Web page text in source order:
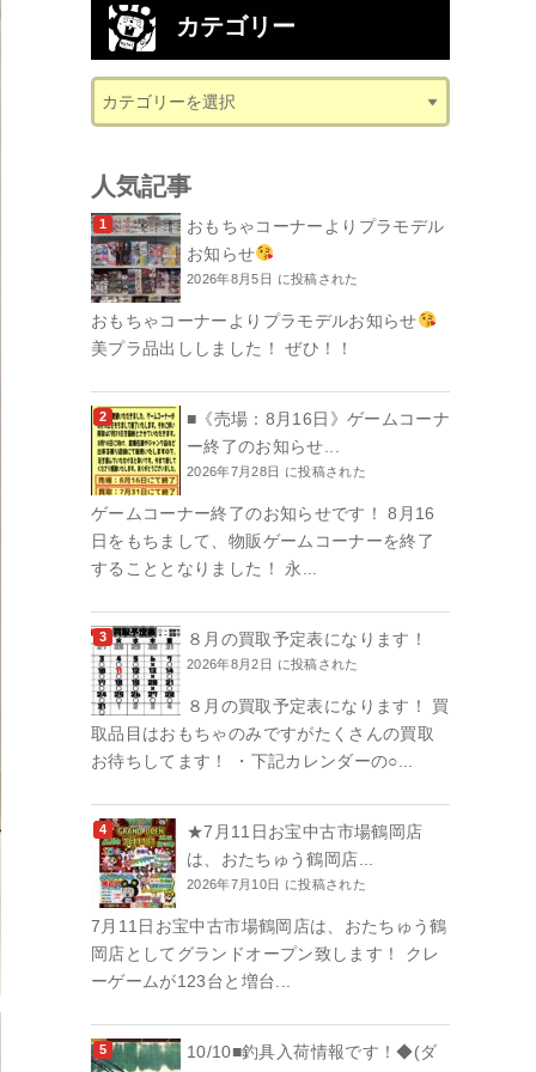
カテゴリー
人気記事
おもちゃコーナーよりプラモデル
お知らせ
2026年8月5日 に投稿された
おもちゃコーナーよりプラモデルお知らせ
美プラ品出ししました！ ぜひ！！
■《売場：8月16日》ゲームコーナ
ー終了のお知らせ...
2026年7月28日 に投稿された
ゲームコーナー終了のお知らせです！ 8月16
日をもちまして、物販ゲームコーナーを終了
することとなりました！ 永...
８月の買取予定表になります！
2026年8月2日 に投稿された
８月の買取予定表になります！ 買
取品目はおもちゃのみですがたくさんの買取
お待ちしてます！ ・下記カレンダーの○...
★7月11日お宝中古市場鶴岡店
は、おたちゅう鶴岡店...
2026年7月10日 に投稿された
7月11日お宝中古市場鶴岡店は、おたちゅう鶴
岡店としてグランドオープン致します！ クレ
ーゲームが123台と増台...
10/10■釣具入荷情報です！◆(ダ